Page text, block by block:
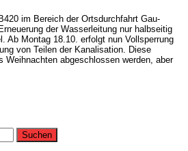
im Bereich der Ortsdurchfahrt Gau-
der Wasserleitung nur halbseitig
Ab Montag 18.10. erfolgt nun Vollsperrung
von Teilen der Kanalisation. Diese
Weihnachten abgeschlossen werden, aber